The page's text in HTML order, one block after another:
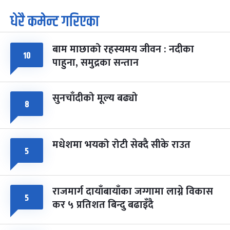
७
आइत
पूर्णिमा व्रत
चैत्र ७, २०८३-Mar 21, 2027
८ फागुपूर्णिमा
चैत्र ८, २०८३-Mar 22, 2027
७ महिना बाँकी
धेरै कमेन्ट गरिएका
१० बाम माछाको रहस्यमय जीवन : नदीका
पाहुना, समुद्रका सन्तान
८ सुनचाँदीको मूल्य बढ्यो
५ मधेशमा भयको रोटी सेक्दै सीके राउत
५ राजमार्ग दायाँबायाँका जग्गामा लाग्ने विकास
कर ५ प्रतिशत बिन्दु बढाइँदै